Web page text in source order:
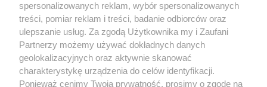
spersonalizowanych reklam, wybór spersonalizowanych
treści, pomiar reklam i treści, badanie odbiorców oraz
ulepszanie usług. Za zgodą Użytkownika my i Zaufani
Partnerzy możemy używać dokładnych danych
geolokalizacyjnych oraz aktywnie skanować
charakterystykę urządzenia do celów identyfikacji.
Ponieważ cenimy Twoją prywatność, prosimy o zgodę na